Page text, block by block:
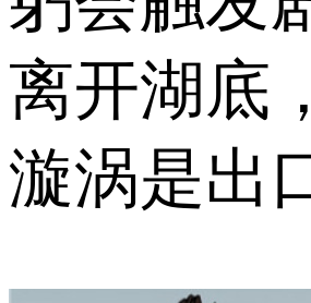
离开湖底
漩涡是出